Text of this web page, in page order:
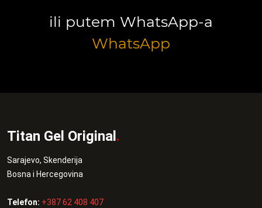
ili putem WhatsApp-a
WhatsApp
Titan Gel Original.
Sarajevo, Skenderija
Bosna i Hercegovina
Telefon: +387 62 408 407